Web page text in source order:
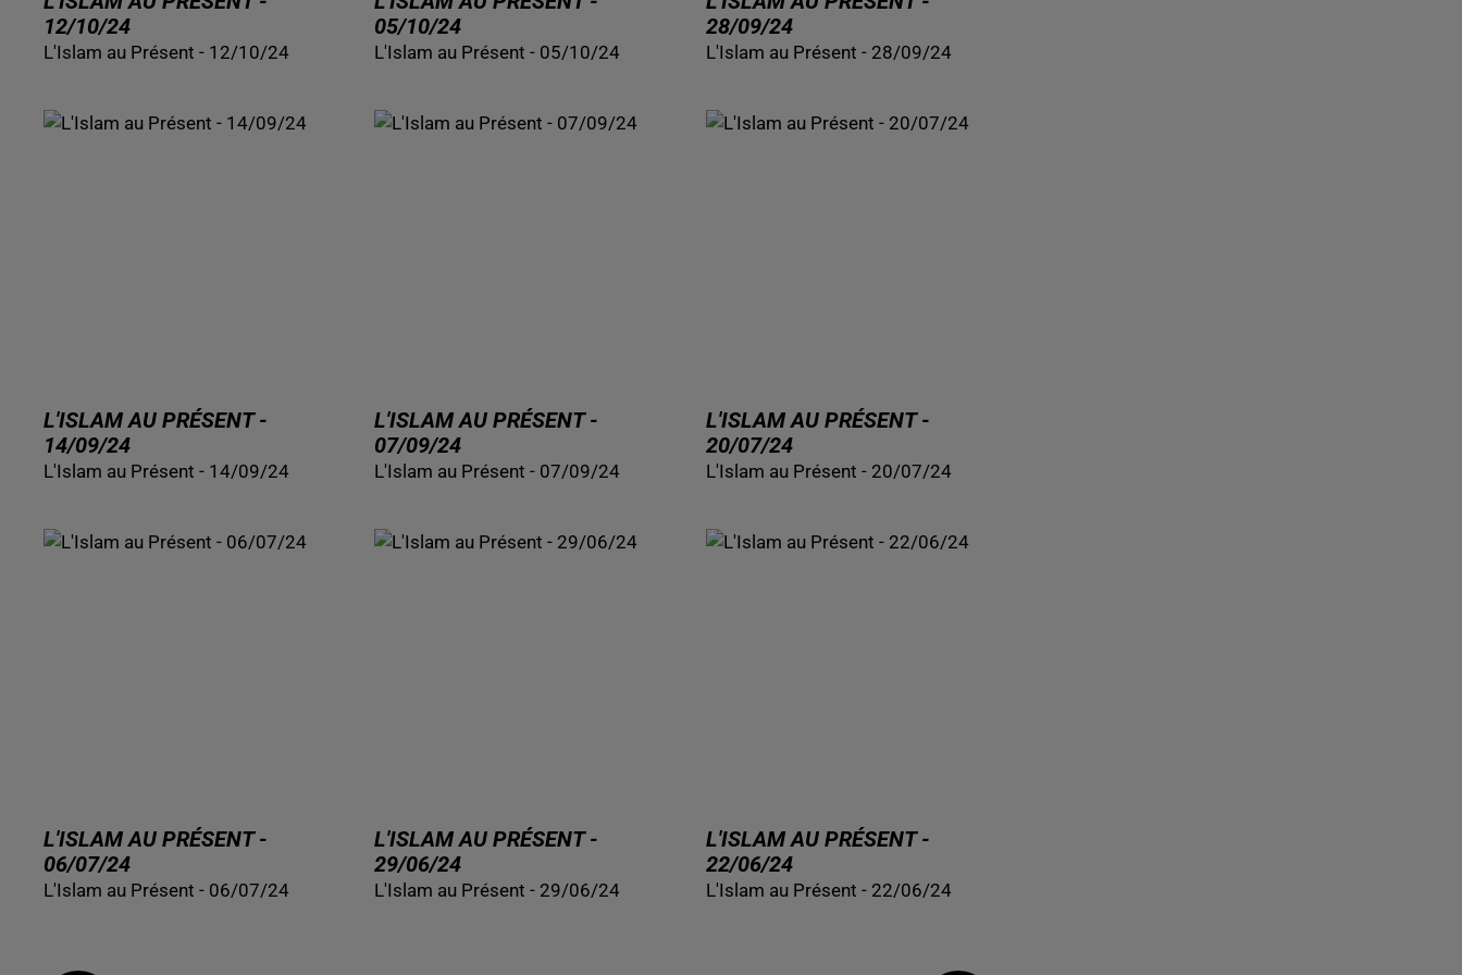
12/10/24
L'Islam au Présent - 12/10/24
05/10/24
L'Islam au Présent - 05/10/24
28/09/24
L'Islam au Présent - 28/09/24
L'ISLAM AU PRÉSENT -
14/09/24
L'Islam au Présent - 14/09/24
L'ISLAM AU PRÉSENT -
07/09/24
L'Islam au Présent - 07/09/24
L'ISLAM AU PRÉSENT -
20/07/24
L'Islam au Présent - 20/07/24
L'ISLAM AU PRÉSENT -
06/07/24
L'Islam au Présent - 06/07/24
L'ISLAM AU PRÉSENT -
29/06/24
L'Islam au Présent - 29/06/24
L'ISLAM AU PRÉSENT -
22/06/24
L'Islam au Présent - 22/06/24